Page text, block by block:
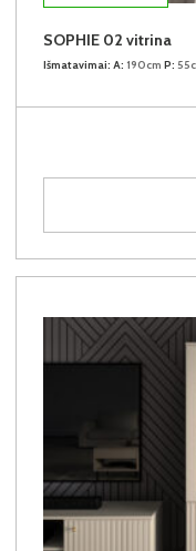
SOPHIE 02 vitrina
Išmatavimai: A: 190cm P: